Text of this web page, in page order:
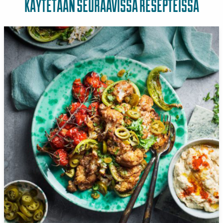
KÄYTETÄÄN SEURAAVISSA RESEPTEISSÄ